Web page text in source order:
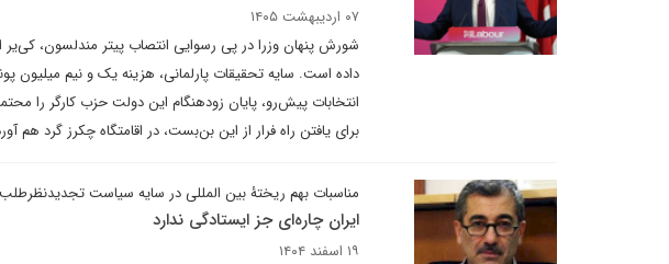
۰۷ اردیبهشت ۱۴۰۵
شورش پنهان وزرا در پی رسوایی انتصاب پیتر مندلسون، کی‌یر
داده است. سایه تحقیقات پارلمانی، هزینه یک و نیم
انتخابات پیش‌رو، پایان زودهنگام این دولت حزب کارگر را
برای یافتن راه فرار از این بن‌بست، در اقامتگاه چکرز گرد هم
مناسبات بهم ریختۀ بین المللی در سایه سیاست
ایران چاره‌ای جز ایستادگی ندارد
۱۹ اسفند ۱۴۰۴